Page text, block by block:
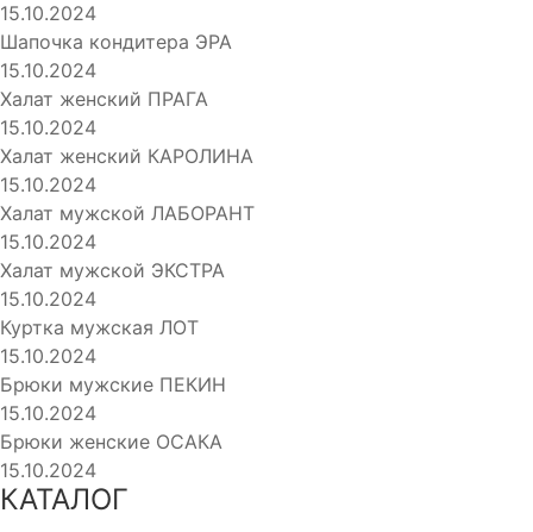
15.10.2024
Шапочка кондитера ЭРА
15.10.2024
Халат женский ПРАГА
15.10.2024
Халат женский КАРОЛИНА
15.10.2024
Халат мужской ЛАБОРАНТ
15.10.2024
Халат мужской ЭКСТРА
15.10.2024
Куртка мужская ЛОТ
15.10.2024
Брюки мужские ПЕКИН
15.10.2024
Брюки женские ОСАКА
15.10.2024
КАТАЛОГ